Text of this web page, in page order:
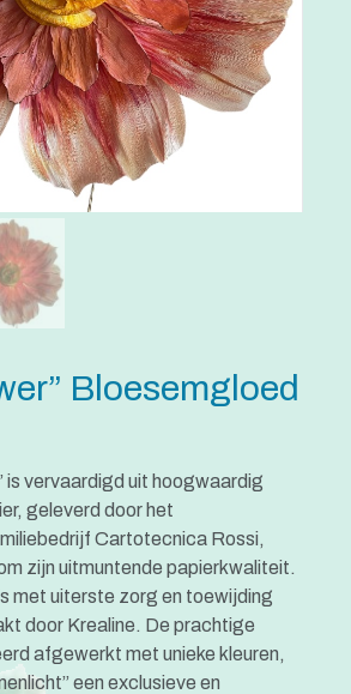
Bloesemgloed
is vervaardigd uit hoogwaardig
geleverd door het
Cartotecnica Rossi,
zijn uitmuntende papierkwaliteit.
met uiterste zorg en toewijding
door Krealine. De prachtige
afgewerkt met unieke kleuren,
een exclusieve en